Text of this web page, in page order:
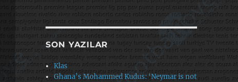
SON YAZILAR
Klas
Ghana’s Mohammed Kudus: ‘Neymar is not